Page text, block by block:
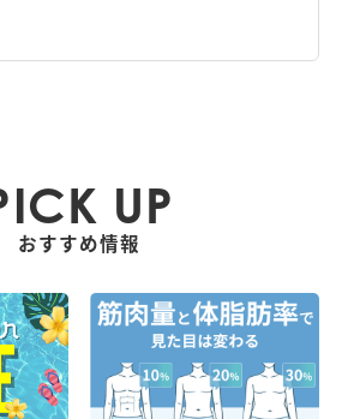
UP
おすすめ情報